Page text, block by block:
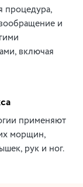
процедура,
и
включая
применяют
морщин,
рук и ног.